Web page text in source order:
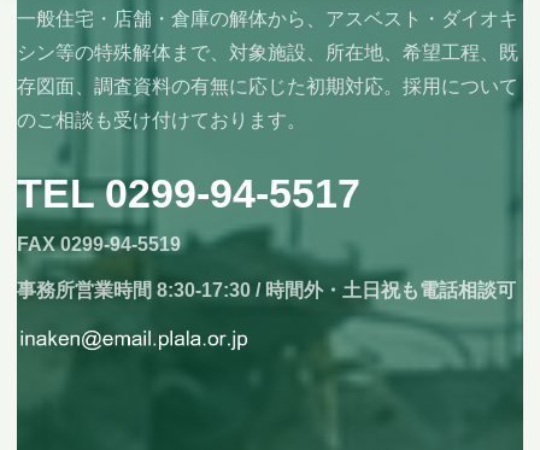
一般住宅・店舗・倉庫の解体から、アスベスト・ダイオキ
シン等の特殊解体まで、対象施設、所在地、希望工程、既
存図面、調査資料の有無に応じた初期対応。採用について
のご相談も受け付けております。
TEL 0299-94-5517
FAX 0299-94-5519
事務所営業時間 8:30-17:30 / 時間外・土日祝も電話相談可